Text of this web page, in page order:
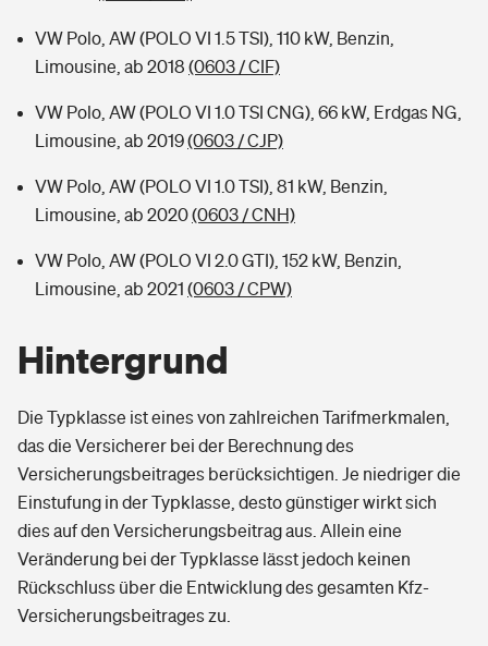
VW Polo, AW (POLO VI 1.5 TSI), 110 kW, Benzin,
Limousine, ab 2018 (0603 / CIF)
VW Polo, AW (POLO VI 1.0 TSI CNG), 66 kW, Erdgas NG,
Limousine, ab 2019(0603 / CJP)
VW Polo, AW (POLO VI 1.0 TSI), 81 kW, Benzin,
Limousine, ab 2020(0603 / CNH)
VW Polo, AW (POLO VI 2.0 GTI), 152 kW, Benzin,
Limousine, ab 2021 (0603 / CPW)
Hintergrund
Die Typklasse ist eines von zahlreichen Tarifmerkmalen,
das die Versicherer bei der Berechnung des
Versicherungsbeitrages berücksichtigen. Je niedriger die
Einstufung in der Typklasse, desto günstiger wirkt sich
dies auf den Versicherungsbeitrag aus. Allein eine
Veränderung bei der Typklasse lässt jedoch keinen
Rückschluss über die Entwicklung des gesamten Kfz-
Versicherungsbeitrages zu.